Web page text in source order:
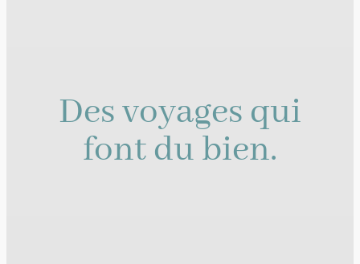
Des voyages qui
font du bien.